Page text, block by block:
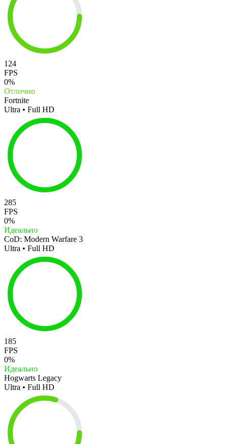
124
FPS
0%
Отлично
Fortnite
Ultra • Full HD
285
FPS
0%
Идеально
CoD: Modern Warfare 3
Ultra • Full HD
185
FPS
0%
Идеально
Hogwarts Legacy
Ultra • Full HD